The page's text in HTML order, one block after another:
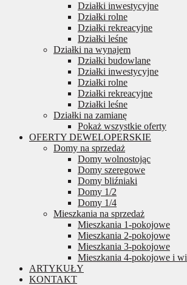
Działki inwestycyjne
Działki rolne
Działki rekreacyjne
Działki leśne
Działki na wynajem
Działki budowlane
Działki inwestycyjne
Działki rolne
Działki rekreacyjne
Działki leśne
Działki na zamianę
Pokaż wszystkie oferty
OFERTY DEWELOPERSKIE
Domy na sprzedaż
Domy wolnostojąc
Domy szeregowe
Domy bliźniaki
Domy 1/2
Domy 1/4
Mieszkania na sprzedaż
Mieszkania 1-pokojowe
Mieszkania 2-pokojowe
Mieszkania 3-pokojowe
Mieszkania 4-pokojowe i
ARTYKUŁY
KONTAKT